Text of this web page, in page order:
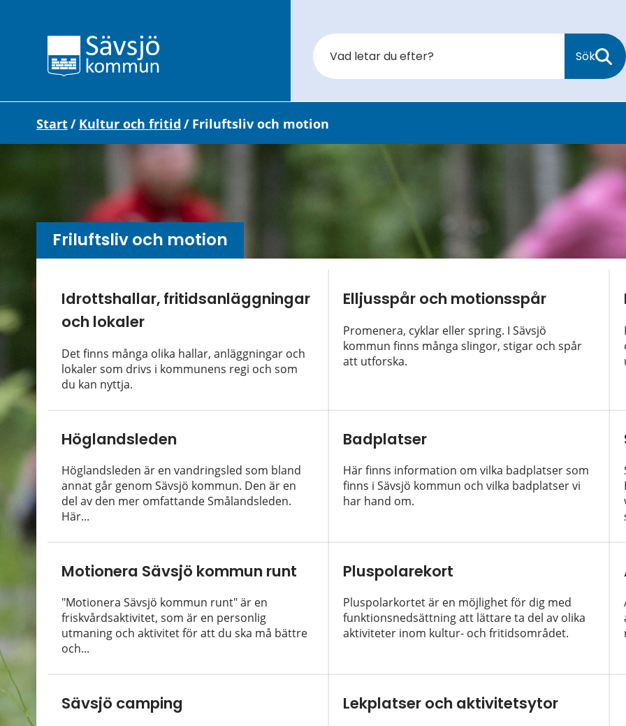
Sök
Start/ Kultur och fritid / Friluftsliv och motion
Friluftsliv och motion
Undersidor meny
Idrottshallar, fritidsanläggningar
och lokaler
Det finns många olika hallar, anläggningar och
lokaler som drivs i kommunens regi och som
du kan nyttja.
Elljusspår och motionsspår
Promenera, cyklar eller spring. I Sävsjö
kommun finns många slingor, stigar och spår
att utforska.
Höglandsleden
Höglandsleden är en vandringsled som bland
annat går genom Sävsjö kommun. Den är en
del av den mer omfattande Smålandsleden.
Här...
Badplatser
Här finns information om vilka badplatser som
finns i Sävsjö kommun och vilka badplatser vi
har hand om.
Motionera Sävsjö kommun runt
"Motionera Sävsjö kommun runt" är en
friskvårdsaktivitet, som är en personlig
utmaning och aktivitet för att du ska må bättre
och...
Pluspolarekort
Pluspolarkortet är en möjlighet för dig med
funktionsnedsättning att lättare ta del av olika
aktiviteter inom kultur- och fritidsområdet.
Sävsjö camping Lekplatser och aktivitetsytor